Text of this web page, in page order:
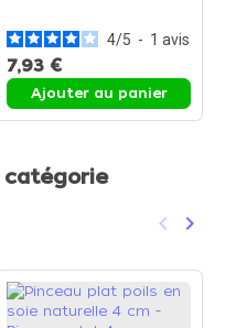
4/5 - 1 avis
7,93 €
Ajouter au panier
catégorie
Précédent
keyboard_arrow_left keyboard_arrow_right